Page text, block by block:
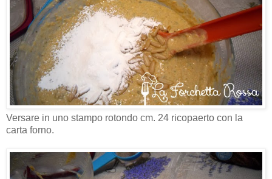
Versare in uno stampo rotondo cm. 24 ricopaerto con la
carta forno.